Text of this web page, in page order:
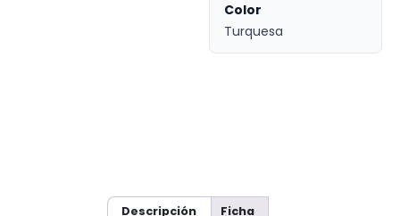
Color
Turquesa
Descripción Ficha